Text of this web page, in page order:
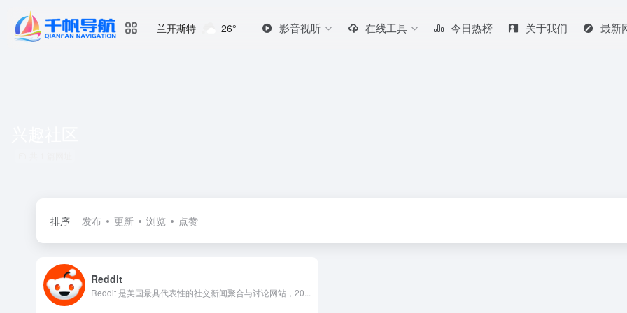
兰开斯特 26° 影音视听 在线工具 今日热榜 关于我们 最新
排序 发布 更新 浏览 点赞
Reddit
Reddit 是美国最具代表性的社交新闻聚合与讨论网站，20...